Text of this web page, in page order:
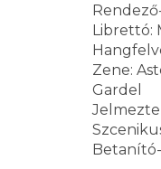
Librettó:
Zene:
Gardel